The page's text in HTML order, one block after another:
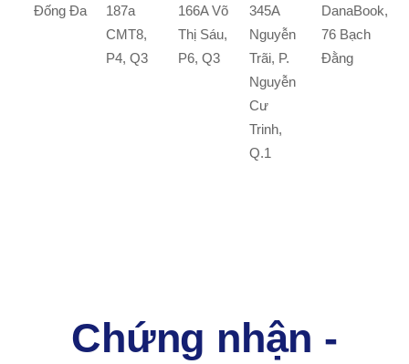
Đống Đa
187a
CMT8,
P4, Q3
166A Võ
Thị Sáu,
P6, Q3
345A
Nguyễn
Trãi, P.
Nguyễn
Cư
Trinh,
Q.1
DanaBook,
76 Bạch
Đằng
Chứng nhận -